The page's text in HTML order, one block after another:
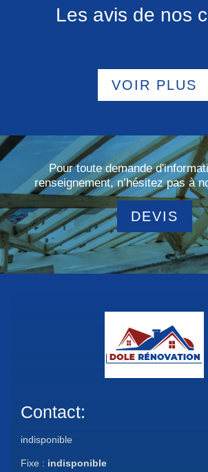
Les avis de nos
VOIR PLUS
Pour toute demande
renseignement, n’hésitez pas à
DEVIS
Contact:
indisponible
Fixe : indisponible